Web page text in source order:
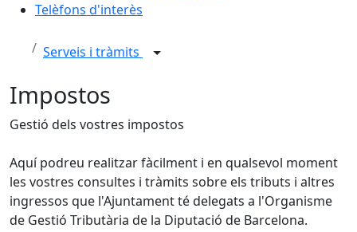
Telèfons d'interès
Serveis i tràmits
Impostos
Gestió dels vostres impostos
Aquí podreu realitzar fàcilment i en qualsevol moment
les vostres consultes i tràmits sobre els tributs i altres
ingressos que l'Ajuntament té delegats a l'Organisme
de Gestió Tributària de la Diputació de Barcelona.